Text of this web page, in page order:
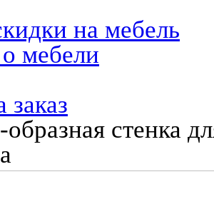
на мебель
мебели
стенка